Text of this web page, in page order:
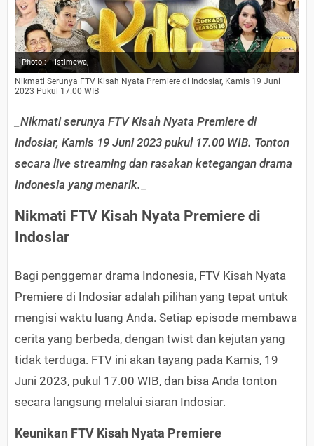
Photo : Istimewa,
Nikmati Serunya FTV Kisah Nyata Premiere di Indosiar, Kamis 19 Juni
2023 Pukul 17.00 WIB
_Nikmati serunya FTV Kisah Nyata Premiere di
Indosiar, Kamis 19 Juni 2023 pukul 17.00 WIB. Tonton
secara live streaming dan rasakan ketegangan drama
Indonesia yang menarik.
Nikmati FTV Kisah Nyata Premiere di
Indosiar
Bagi penggemar drama Indonesia, FTV Kisah Nyata
Premiere di Indosiar adalah pilihan yang tepat untuk
mengisi waktu luang Anda. Setiap episode membawa
cerita yang berbeda, dengan twist dan kejutan yang
tidak terduga. FTV ini akan tayang pada Kamis, 19
Juni 2023, pukul 17.00 WIB, dan bisa Anda tonton
secara langsung melalui siaran Indosiar.
Keunikan FTV Kisah Nyata Premiere